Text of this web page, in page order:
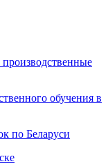
обучения в
по Беларуси